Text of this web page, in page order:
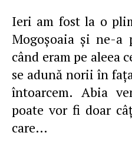
Ieri am fost la o plimbare în parcul de la
Mogoşoaia şi ne-a
când eram pe aleea
se adună norii în
întoarcem. Abia
poate vor fi doar
care…